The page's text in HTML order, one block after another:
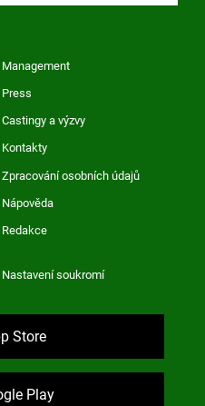
Management
Press
Castingy a výzvy
Kontakty
Zpracování osobních údajů
Nápověda
Redakce
Nastavení soukromí
Store
Play